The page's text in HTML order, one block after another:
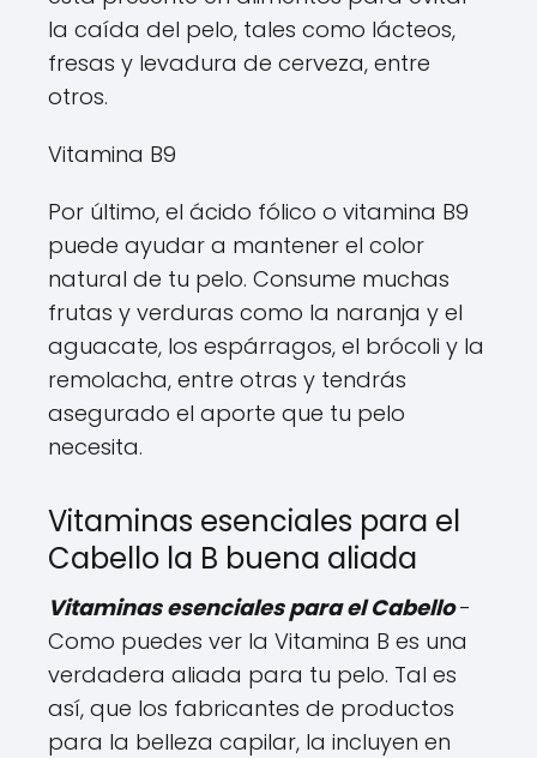
la caída del pelo, tales como lácteos,
fresas y levadura de cerveza, entre
otros.
Vitamina B9
Por último, el ácido fólico o vitamina B9
puede ayudar a mantener el color
natural de tu pelo. Consume muchas
frutas y verduras como la naranja y el
aguacate, los espárragos, el brócoli y la
remolacha, entre otras y tendrás
asegurado el aporte que tu pelo
necesita.
Vitaminas esenciales para el
Cabello la B buena aliada
Vitaminas esenciales para el Cabello -
Como puedes ver la Vitamina B es una
verdadera aliada para tu pelo. Tal es
así, que los fabricantes de productos
para la belleza capilar, la incluyen en